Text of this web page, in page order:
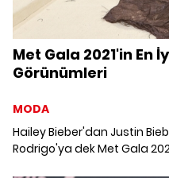
Met Gala 2021'in En
Görünümleri
MODA
Hailey Bieber'dan Justin
Rodrigo'ya dek Met Gala